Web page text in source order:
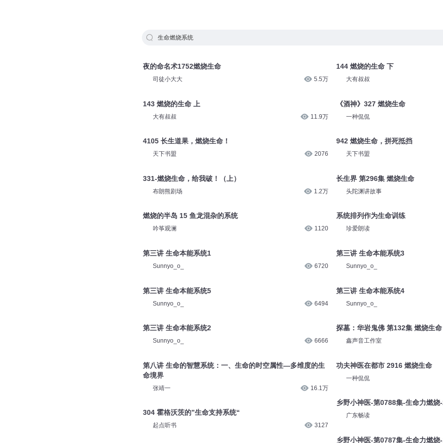
生命燃烧系统
夜的命名术1752燃烧生命
司徒小大大 5.5万
143 燃烧的生命 上
大有叔叔 11.9万
4105 长生道果，燃烧生命！
天下书盟 2076
331-燃烧生命，给我破！（上）
布朗熊剧场 1.2万
燃烧的半岛 15 鱼龙混杂的系统
吟筝观澜 1120
第三讲 生命本能系统1
Sunnyo_o_ 6720
第三讲 生命本能系统5
Sunnyo_o_ 6494
第三讲 生命本能系统2
Sunnyo_o_ 6666
第八讲 生命的智慧系统：一、生命的时空属性—多维度的生
命境界
张靖一 16.1万
304 霍格沃茨的”生命支持系统“
起点听书 3127
144 燃烧的生命 下
大有叔叔
《酒神》327 燃烧生命
一种侃侃
942 燃烧生命，拼死抵挡
天下书盟
长生界 第296集 燃烧生命
头陀渊讲故事
系统排列作为生命训练
珍爱朗读
第三讲 生命本能系统3
Sunnyo_o_
第三讲 生命本能系统4
Sunnyo_o_
探墓：华岩鬼佛 第132集 燃烧生命
鑫声音工作室
功夫神医在都市 2916 燃烧生命
一种侃侃
乡野小神医-第0788集-生命力燃烧
广东畅读
乡野小神医-第0787集-生命力燃烧